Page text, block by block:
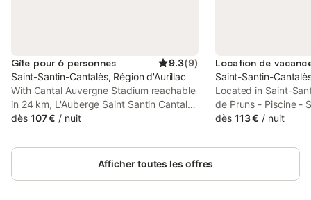
Gîte pour 6 personnes 9.3(9)
Saint-Santin-Cantalès, Région d'Aurillac
With Cantal Auvergne Stadium reachable
in 24 km, L'Auberge Saint Santin Cantales
features accommodation, a restaurant, a
This beachfront property offers access to
a terrace and free private parking.
dès 107 € / nuit
Saint-Santin-
Located in Saint-
de Pruns - Piscine -
provides
for guests who
dès 113 € / nuit
Afficher toutes les offres